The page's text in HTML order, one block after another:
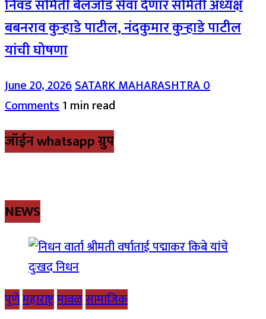
निवड समिती बैलजोड सेवा देणार समिती अध्यक्ष
बबनराव कुऱ्हाडे पाटील, नंदकुमार कुऱ्हाडे पाटील
यांची घोषणा
June 20, 2026SATARK MAHARASHTRA0
Comments1 min read
जॉईन whatsapp ग्रुप
NEWS
पुणेमहाराष्ट्रमावळसामाजिक